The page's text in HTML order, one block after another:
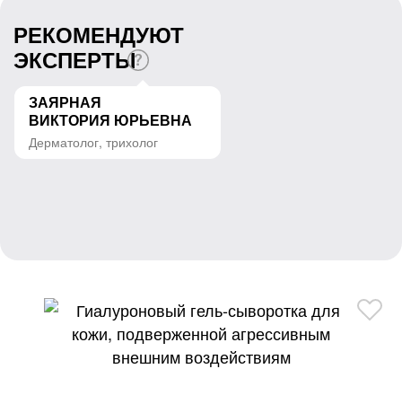
РЕКОМЕНДУЮТ
ЭКСПЕРТЫ
ЗАЯРНАЯ
ВИКТОРИЯ ЮРЬЕВНА
Дерматолог, трихолог